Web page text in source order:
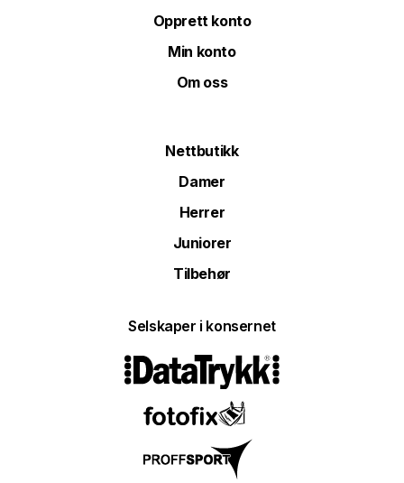
Opprett konto
Min konto
Om oss
Nettbutikk
Damer
Herrer
Juniorer
Tilbehør
Selskaper i konsernet